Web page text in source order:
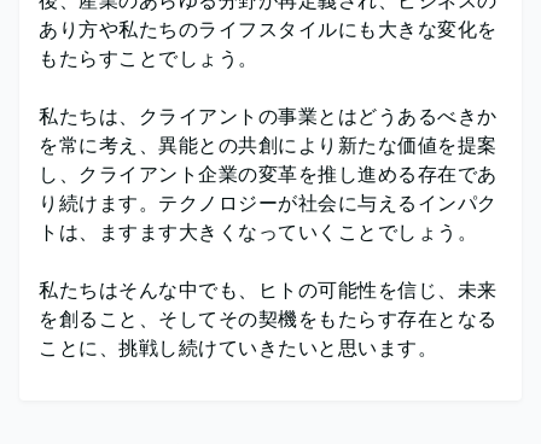
あり方や私たちのライフスタイルにも大きな変化を
もたらすことでしょう。
私たちは、クライアントの事業とはどうあるべきか
を常に考え、異能との共創により新たな価値を提案
し、クライアント企業の変革を推し進める存在であ
り続けます。テクノロジーが社会に与えるインパク
トは、ますます大きくなっていくことでしょう。
私たちはそんな中でも、ヒトの可能性を信じ、未来
を創ること、そしてその契機をもたらす存在となる
ことに、挑戦し続けていきたいと思います。